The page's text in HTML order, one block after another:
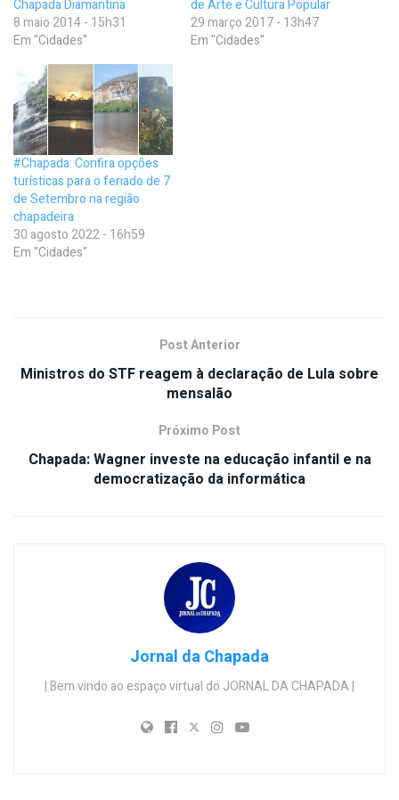
Chapada Diamantina
8 maio 2014 - 15h31
Em "Cidades"
de Arte e Cultura Popular
29 março 2017 - 13h47
Em "Cidades"
#Chapada: Confira opções
turísticas para o feriado de 7
de Setembro na região
chapadeira
30 agosto 2022 - 16h59
Em "Cidades"
Post Anterior
Ministros do STF reagem à declaração de Lula sobre
mensalão
Próximo Post
Chapada: Wagner investe na educação infantil e na
democratização da informática
Jornal da Chapada
| Bem vindo ao espaço virtual do JORNAL DA CHAPADA |